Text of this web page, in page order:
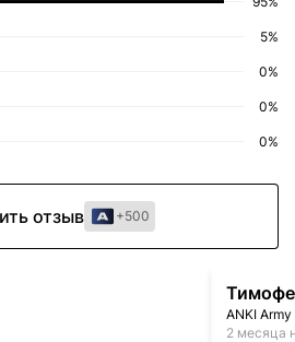
5%
0%
0%
0%
отзыв +500
ANKI
2 месяца